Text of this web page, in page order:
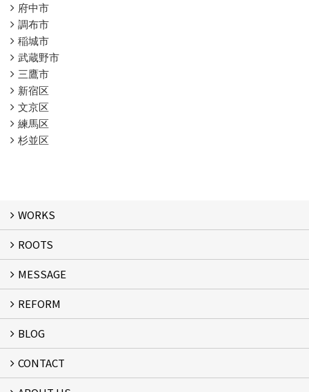
府中市
調布市
稲城市
武蔵野市
三鷹市
新宿区
文京区
練馬区
杉並区
WORKS
WORKS
ROOTS
ROOTS
MESSAGE
MESSAGE
FLOW
REFORM
リフォーム
BLOG
スタッフブログ
CONTACT